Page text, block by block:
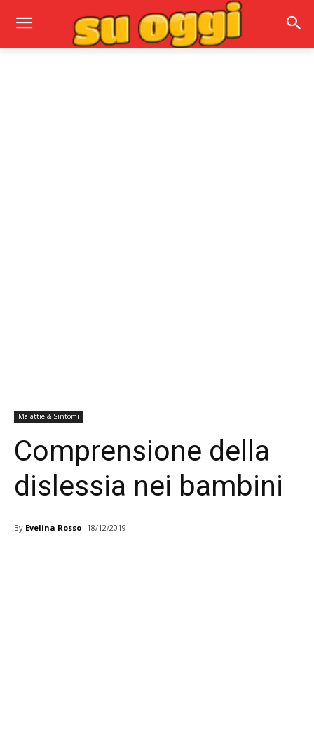
Malattie & Sintomi
Comprensione della
dislessia nei bambini
By Evelina Rosso 18/12/2019